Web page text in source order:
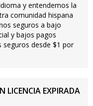
y entendemos la
comunidad hispana
seguros a bajo
y bajos pagos
seguros desde $1 por
LICENCIA EXPIRADA